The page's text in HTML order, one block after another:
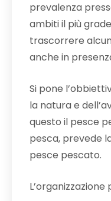
prevalenza
ambiti il più
trascorrere
anche in
Si pone
la natura e
questo il pesce
pesca, prevede
pesce pescato.